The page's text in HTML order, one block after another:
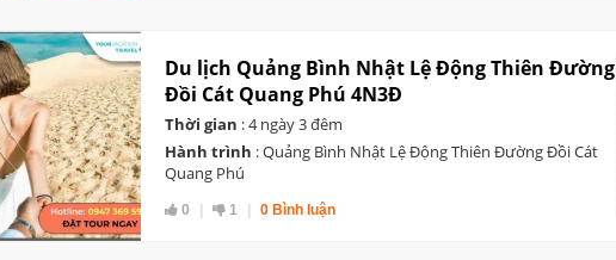
Du lịch Quảng Bình Nhật Lệ Động Thiên Đường
Đồi Cát Quang Phú 4N3Đ
Thời gian : 4 ngày 3 đêm
Hành trình : Quảng Bình Nhật Lệ Động Thiên Đường Đồi Cát
Quang Phú
0 1 0 Bình luận